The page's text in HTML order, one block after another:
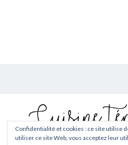
Confidentialité et cookies : ce site utilise
utiliser ce site Web, vous acceptez leur